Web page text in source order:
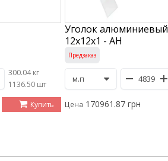
300.04 кг
/1136.50 шт
Купить
Уголок алюминиевый
12х12х1 - АН
Предзаказ
Цена 170961.87 грн